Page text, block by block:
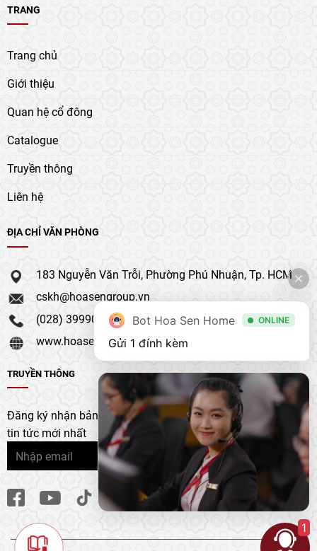
TRANG
Trang chủ
Giới thiệu
Quan hệ cổ đông
Catalogue
Truyền thông
Liên hệ
ĐỊA CHỈ VĂN PHÒNG
183 Nguyễn Văn Trỗi, Phường Phú Nhuận, Tp. HCM
cskh@hoasengroup.vn
(028) 39990 111
www.hoasengroup.vn
TRUYỀN THÔNG
Đăng ký nhận bản tin của chúng tôi để nhận bản cập nhật &
tin tức mới nhất
Bot Hoa Sen Home ONLINE
Gửi 1 đính kèm
1